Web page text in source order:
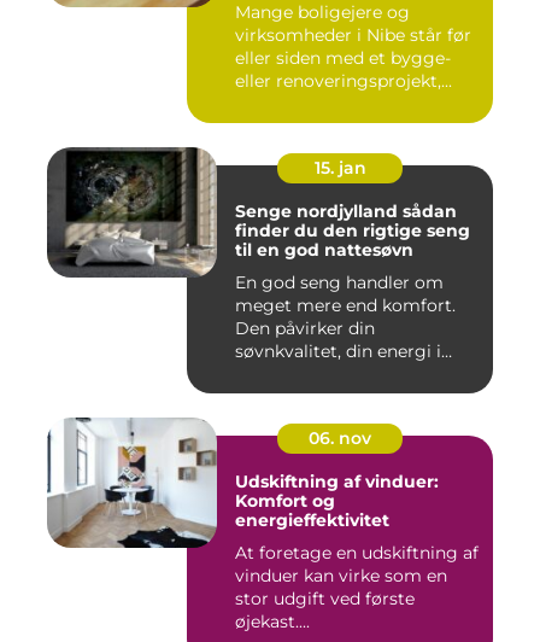
Mange boligejere og
virksomheder i Nibe står før
eller siden med et bygge-
eller renoveringsprojekt,...
15. jan
Senge nordjylland sådan
finder du den rigtige seng
til en god nattesøvn
En god seng handler om
meget mere end komfort.
Den påvirker din
søvnkvalitet, din energi i
06. nov
Udskiftning af vinduer:
Komfort og
energieffektivitet
At foretage en udskiftning af
vinduer kan virke som en
stor udgift ved første
øjekast....